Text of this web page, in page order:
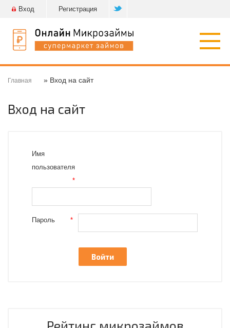
Вход Регистрация
Главная » Вход на сайт
Вход на сайт
Имя
пользователя
*
Пароль *